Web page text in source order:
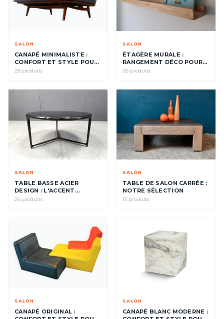
SALON
CANAPÉ MINIMALISTE :
CONFORT ET STYLE POUR
VOTRE SALON
28 produits
SALON
ÉTAGÈRE MURALE :
RANGEMENT DÉCO POUR
VOTRE SALON
26 produits
SALON
TABLE BASSE ACIER
DESIGN : L'ACCENT
CENTRAL DE VOTRE
26 produits
SALON
TABLE DE SALON CARRÉE :
NOTRE SÉLECTION
13 produits
SALON
CANAPÉ ORIGINAL :
SALON
CANAPÉ BLANC MODERNE :